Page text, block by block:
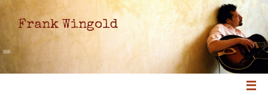
Frank Wingold